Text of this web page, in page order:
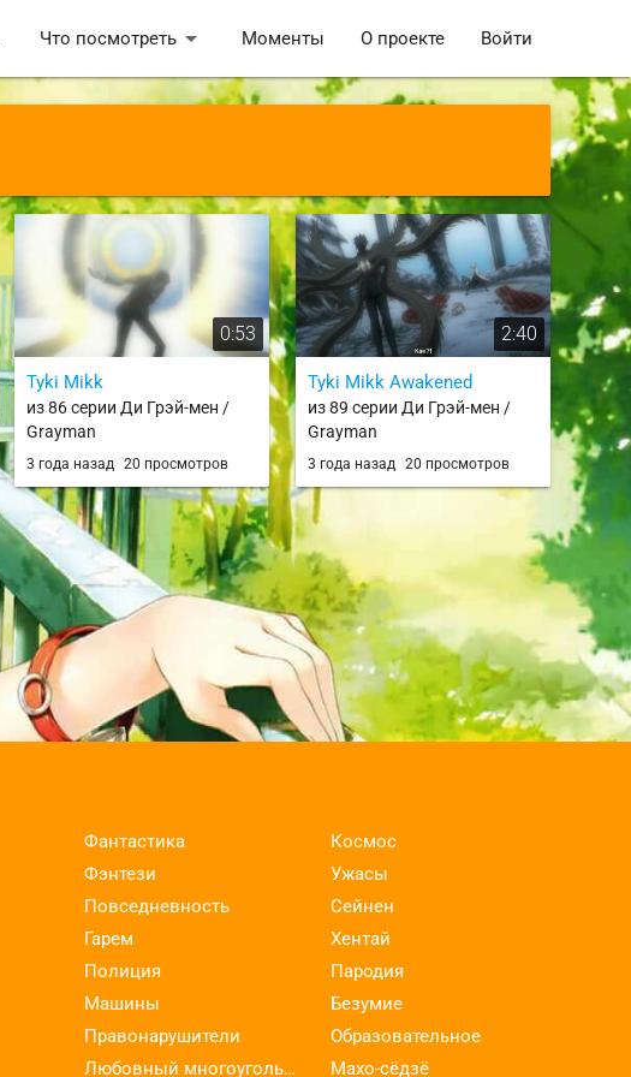
Что посмотретьarrow_drop_down Моменты О проекте Войти
0:53
Tyki Mikk
из 86 серии Ди Грэй-мен /
Grayman
3 года назад 20 просмотров
2:40
Tyki Mikk Awakened
из 89 серии Ди Грэй-мен /
Grayman
3 года назад 20 просмотров
Фантастика
Космос
Фэнтези
Ужасы
Повседневность
Сейнен
Гарем
Хентай
Полиция
Пародия
Машины
Безумие
Правонарушители
Образовательное
Любовный многоугольник Махо-сёдзё